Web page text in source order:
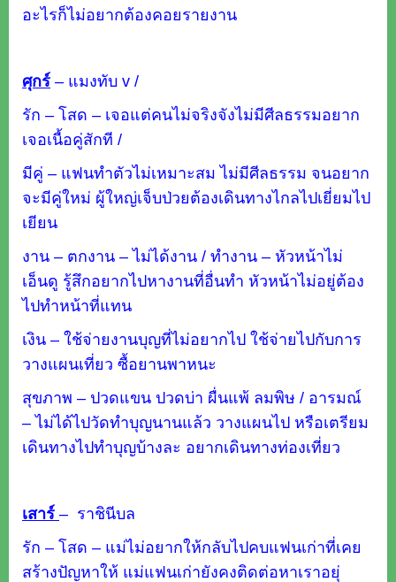
อะไรก็ไม่อยากต้องคอยรายงาน
ศุกร์ – แมงทับ v /
รัก – โสด – เจอแต่คนไม่จริงจังไม่มีศีลธรรมอยาก
เจอเนื้อคู่สักที /
มีคู่ – แฟนทำตัวไม่เหมาะสม ไม่มีศีลธรรม จนอยาก
จะมีคู่ใหม่ ผู้ใหญ่เจ็บป่วยต้องเดินทางไกลไปเยี่ยมไป
เยียน
งาน – ตกงาน – ไม่ได้งาน / ทำงาน – หัวหน้าไม่
เอ็นดู รู้สึกอยากไปหางานที่อื่นทำ หัวหน้าไม่อยู่ต้อง
ไปทำหน้าที่แทน
เงิน – ใช้จ่ายงานบุญที่ไม่อยากไป ใช้จ่ายไปกับการ
วางแผนเที่ยว ซื้อยานพาหนะ
สุขภาพ – ปวดแขน ปวดบ่า ผื่นแพ้ ลมพิษ / อารมณ์
– ไม่ได้ไปวัดทำบุญนานแล้ว วางแผนไป หรือเตรียม
เดินทางไปทำบุญบ้างละ อยากเดินทางท่องเที่ยว
เสาร์ – ราชินีบล
รัก – โสด – แม่ไม่อยากให้กลับไปคบแฟนเก่าที่เคย
สร้างปัญหาให้ แม่แฟนเก่ายังคงติดต่อหาเราอยุ่